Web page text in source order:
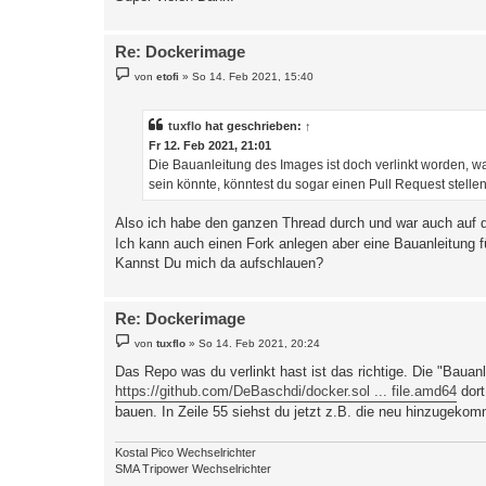
Re: Dockerimage
e
vonetofi »So 14. Feb 2021, 15:40
tuxflo hat geschrieben: ↑
Fr 12. Feb 2021, 21:01
Die Bauanleitung des Images ist doch verlinkt worden,
sein könnte, könntest du sogar einen Pull Request
Also ich habe den ganzen Thread durch und war auch auf
Ich kann auch einen Fork anlegen aber eine
Kannst Du mich da aufschlauen?
Re: Dockerimage
e
t
r
a
g
vontuxflo »So 14. Feb 2021, 20:24
Das Repo was du verlinkt hast ist das richtige. Die
https://github.com/DeBaschdi/docker.sol ... file.amd64
bauen. In Zeile 55 siehst du jetzt z.B. die neu
Kostal Pico Wechselrichter
SMA Tripower Wechselrichter